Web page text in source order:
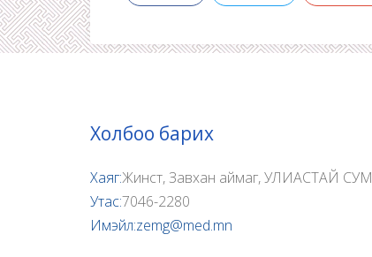
Холбоо барих
Хаяг:Жинст, Завхан аймаг, УЛИАСТАЙ СУМ
Утас:7046-2280
Имэйл:zemg@med.mn